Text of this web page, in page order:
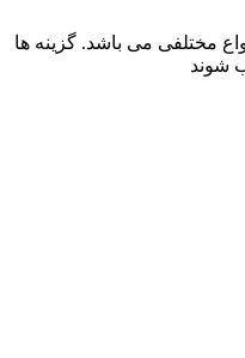
مختلفی می باشد. گزینه ها
شوند